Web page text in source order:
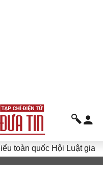
quốc Hội Luật gia Việt